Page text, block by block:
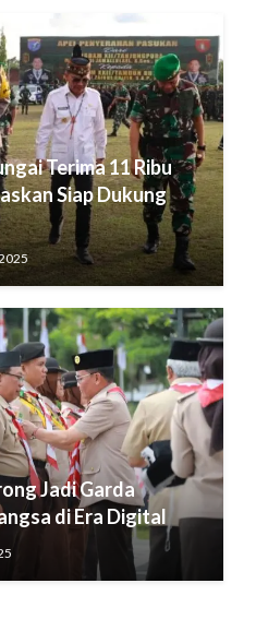
Terima 11 Ribu
Siap Dukung
Jadi Garda
di Era Digital